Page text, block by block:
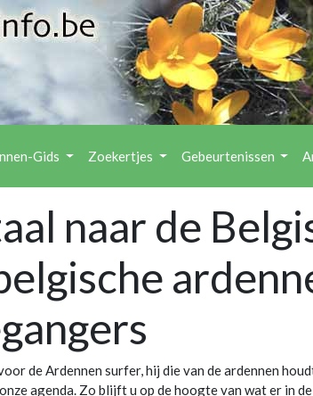
Gids Zoekertjes Gebeurtenissen
naar de
de Ardennen surfer, hij die van de ardennen
agenda. Zo blijft u op de hoogte van wat er in